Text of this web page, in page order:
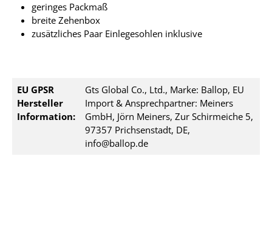
geringes Packmaß
breite Zehenbox
zusätzliches Paar Einlegesohlen inklusive
EU GPSR
Hersteller
Information:
Gts Global Co., Ltd., Marke: Ballop, EU
Import & Ansprechpartner: Meiners
GmbH, Jörn Meiners, Zur Schirmeiche 5,
97357 Prichsenstadt, DE,
info@ballop.de